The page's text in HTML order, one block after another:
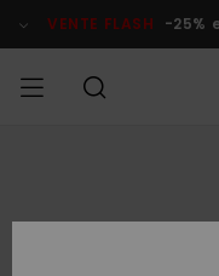
l'information
le
VENTE FLASH -25%